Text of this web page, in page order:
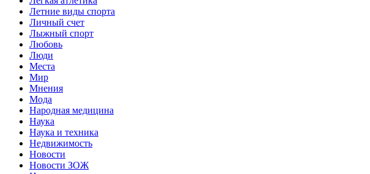
Летние виды спорта
Личный счет
Лыжный спорт
Любовь
Люди
Места
Мир
Мнения
Мода
Народная медицина
Наука
Наука и техника
Недвижимость
Новости
Новости ЗОЖ